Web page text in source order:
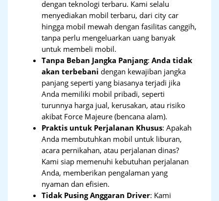
dengan teknologi terbaru. Kami selalu
menyediakan mobil terbaru, dari city car
hingga mobil mewah dengan fasilitas canggih,
tanpa perlu mengeluarkan uang banyak
untuk membeli mobil.
Tanpa Beban Jangka Panjang:Anda tidak
akan terbebani dengan kewajiban jangka
panjang seperti yang biasanya terjadi jika
Anda memiliki mobil pribadi, seperti
turunnya harga jual, kerusakan, atau risiko
akibat Force Majeure (bencana alam).
Praktis untuk Perjalanan Khusus: Apakah
Anda membutuhkan mobil untuk liburan,
acara pernikahan, atau perjalanan dinas?
Kami siap memenuhi kebutuhan perjalanan
Anda, memberikan pengalaman yang
nyaman dan efisien.
Tidak Pusing Anggaran Driver: Kami